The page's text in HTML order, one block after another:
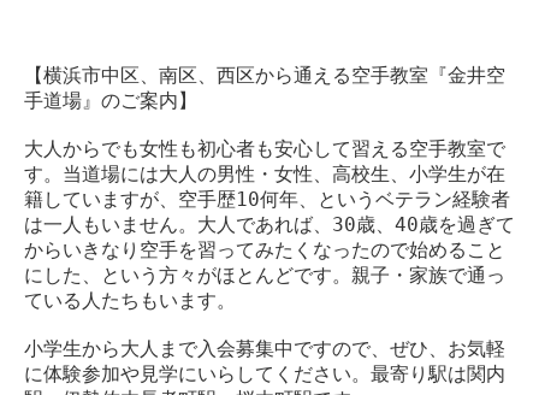
【横浜市中区、南区、西区から通える空手教室『金井空
手道場』のご案内】
大人からでも女性も初心者も安心して習える空手教室で
す。当道場には大人の男性・女性、高校生、小学生が在
籍していますが、空手歴10何年、というベテラン経験者
は一人もいません。大人であれば、30歳、40歳を過ぎて
からいきなり空手を習ってみたくなったので始めること
にした、という方々がほとんどです。親子・家族で通っ
ている人たちもいます。
小学生から大人まで入会募集中ですので、ぜひ、お気軽
に体験参加や見学にいらしてください。最寄り駅は関内